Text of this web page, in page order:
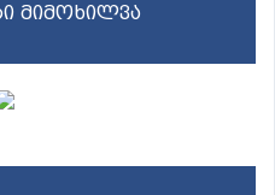
მიმოხილვა